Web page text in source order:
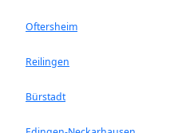
Oftersheim
Reilingen
Bürstadt